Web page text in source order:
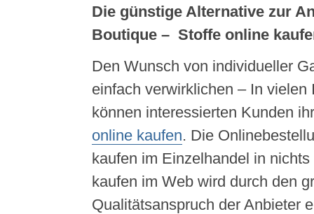
Die günstige Alternative zur
Boutique – Stoffe online
Den Wunsch von individueller
einfach verwirklichen – In vielen
können interessierten Kunden
online kaufen. Die
kaufen im Einzelhandel in
kaufen im Web wird durch den
Qualitätsanspruch der Anbieter